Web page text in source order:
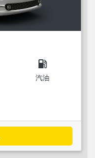
local_gas_station
汽油